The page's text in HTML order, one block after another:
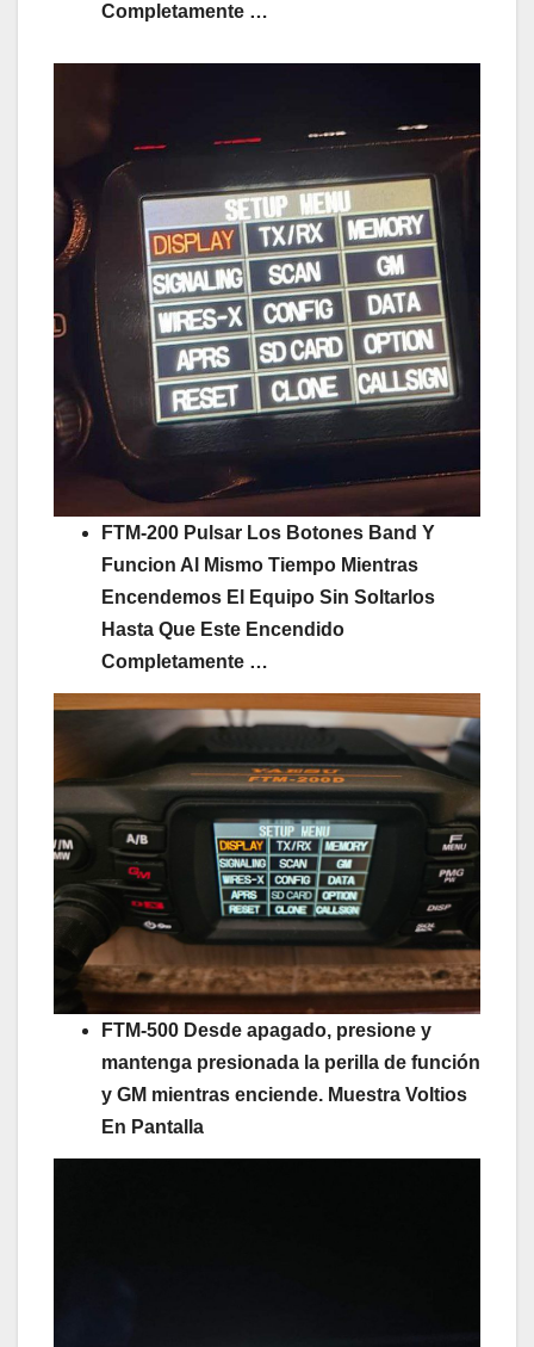
Completamente …
FTM-200 Pulsar Los Botones Band Y
Funcion Al Mismo Tiempo Mientras
Encendemos El Equipo Sin Soltarlos
Hasta Que Este Encendido
Completamente …
FTM-500 Desde apagado, presione y
mantenga presionada la perilla de función
y GM mientras enciende. Muestra Voltios
En Pantalla